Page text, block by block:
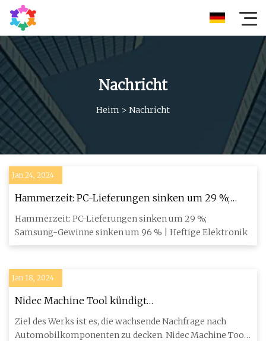
Nachricht
Heim > Nachricht
Jan 24, 2024
Hammerzeit: PC-Lieferungen sinken um 29 %;
Samsung-Gewinne sinken um 96 %
Hammerzeit: PC-Lieferungen sinken um 29 %;
Samsung-Gewinne sinken um 96 % | Heftige Elektronik
Jan 18, 2024
Nidec Machine Tool kündigt
Schneidwerkzeugfabrik in Indien an
Ziel des Werks ist es, die wachsende Nachfrage nach
Automobilkomponenten zu decken. Nidec Machine Tool